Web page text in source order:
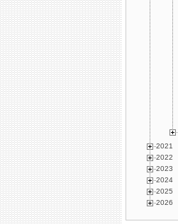
2021
2022
2023
2024
2025
2026